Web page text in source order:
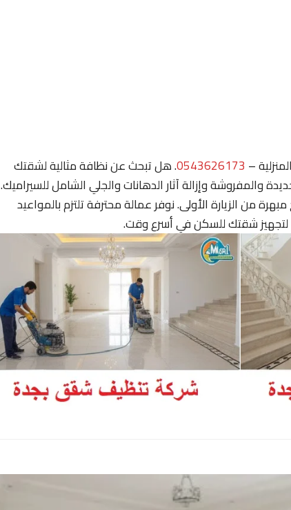
–
0543626173. هل تبحث عن نظافة مثالية لشقتك
وإزالة آثار الدهانات والجلي الشامل للسيراميك.
من الزيارة الأولى. نوفر عمالة محترفة تلتزم بالمواعيد
لتجهيز شقتك للسكن في أسرع وقت.